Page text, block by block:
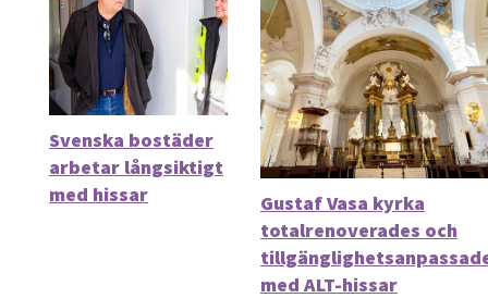
Svenska bostäder
arbetar långsiktigt
med hissar
Gustaf Vasa kyrka
totalrenoverades och
med ALT-hissar